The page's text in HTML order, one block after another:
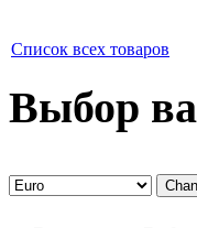
Список всех товаров
Выбор